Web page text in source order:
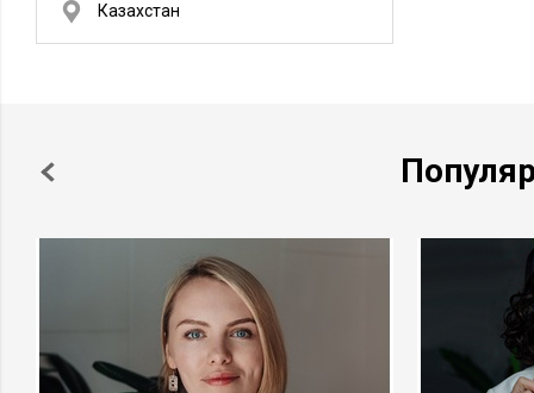
Казахстан